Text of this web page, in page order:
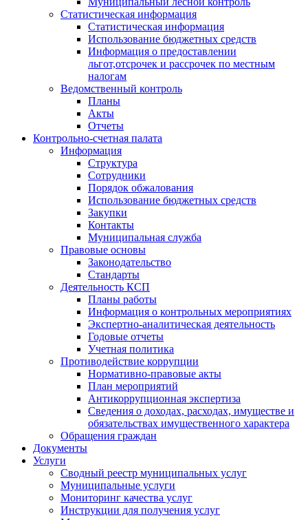
Статистическая информация
Статистическая информация
Использование бюджетных средств
Информация о предоставлении
льгот,отсрочек и рассрочек по местным
налогам
Ведомственный контроль
Планы
Акты
Отчеты
Контрольно-счетная палата
Информация
Структура
Сотрудники
Порядок обжалования
Использование бюджетных средств
Закупки
Контакты
Муниципальная служба
Правовые основы
Законодательство
Стандарты
Деятельность КСП
Планы работы
Информация о контрольных мероприятиях
Экспертно-аналитическая деятельность
Годовые отчеты
Учетная политика
Противодействие коррупции
Нормативно-правовые акты
План мероприятий
Антикоррупционная экспертиза
Сведения о доходах, расходах, имуществе и
обязательствах имущественного характера
Обращения граждан
Документы
Услуги
Сводный реестр муниципальных услуг
Муниципальные услуги
Мониторинг качества услуг
Инструкции для получения услуг